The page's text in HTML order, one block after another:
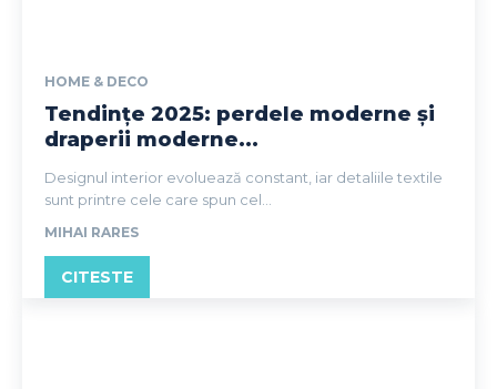
HOME & DECO
Tendințe 2025: perdele moderne și
draperii moderne...
Designul interior evoluează constant, iar detaliile textile
sunt printre cele care spun cel...
MIHAI RARES
CITESTE